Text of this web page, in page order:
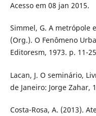
Acesso em 08 jan 2015.
Simmel, G. A metrópole
(Org.). O Fenômeno
Editoresm, 1973. p. 11-
Lacan, J. O seminário,
de Janeiro: Jorge Zahar,
Costa-Rosa, A. (2013).